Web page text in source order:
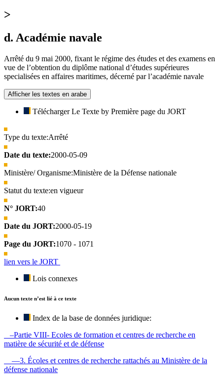
>
d. Académie navale
Arrêté du 9 mai 2000, fixant le régime des études et des examens en
vue de l’obtention du diplôme national d’études supérieures
specialisées en affaires maritimes, décerné par l’académie navale
Afficher les textes en arabe
Télécharger Le Texte by Première page du JORT
Type du texte:Arrêté
Date du texte:2000-05-09
Ministère/ Organisme:Ministère de la Défense nationale
Statut du texte:en vigueur
N° JORT:40
Date du JORT:2000-05-19
Page du JORT:1070 - 1071
lien vers le JORT
Lois connexes
Aucun texte n’est lié à ce texte
Index de la base de données juridique:
–Partie VIII- Ecoles de formation et centres de recherche en
matière de sécurité et de défense
—3. Écoles et centres de recherche rattachés au Ministère de la
défense nationale